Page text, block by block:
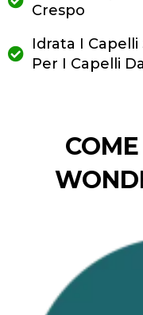
Crespo
Idrata I Capelli
Per I Capelli